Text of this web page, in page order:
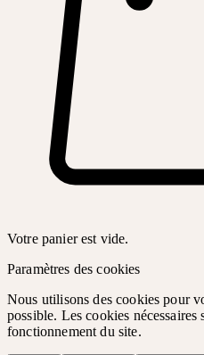
Votre panier est vide.
Paramètres des cookies
Nous utilisons des cookies pour
possible. Les cookies nécessaires
fonctionnement du site.